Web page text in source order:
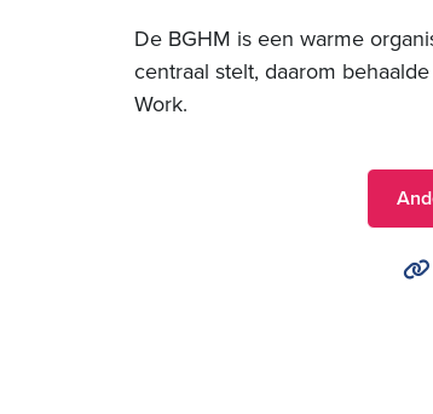
De BGHM is een warme
centraal stelt, daarom
Work.